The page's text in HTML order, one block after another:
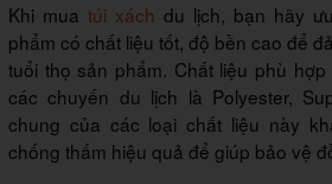
Khi mua túi xách du lịch, bạn hãy
phẩm có chất liệu tốt, độ bền cao để
tuổi thọ sản phẩm. Chất liệu phù
các chuyến du lịch là Polyester,
chung của các loại chất liệu này
chống thấm hiệu quả để giúp bảo vệ